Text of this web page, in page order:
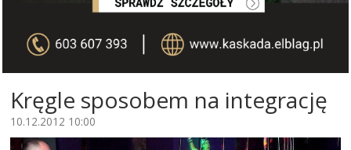
Kręgle sposobem na integrację
10.12.2012 10:00